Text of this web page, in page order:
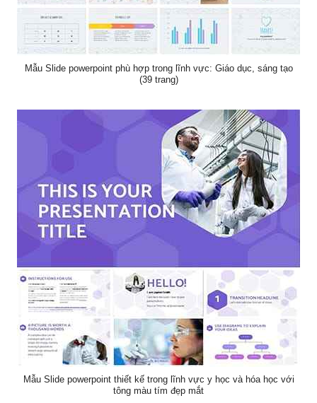
Mẫu Slide powerpoint phù hợp trong lĩnh vực: Giáo dục, sáng tạo
(39 trang)
Mẫu Slide powerpoint thiết kế trong lĩnh vực y học và hóa học với
tông màu tím đẹp mắt